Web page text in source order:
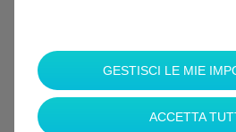
GESTISCI LE MIE
ACCETTA